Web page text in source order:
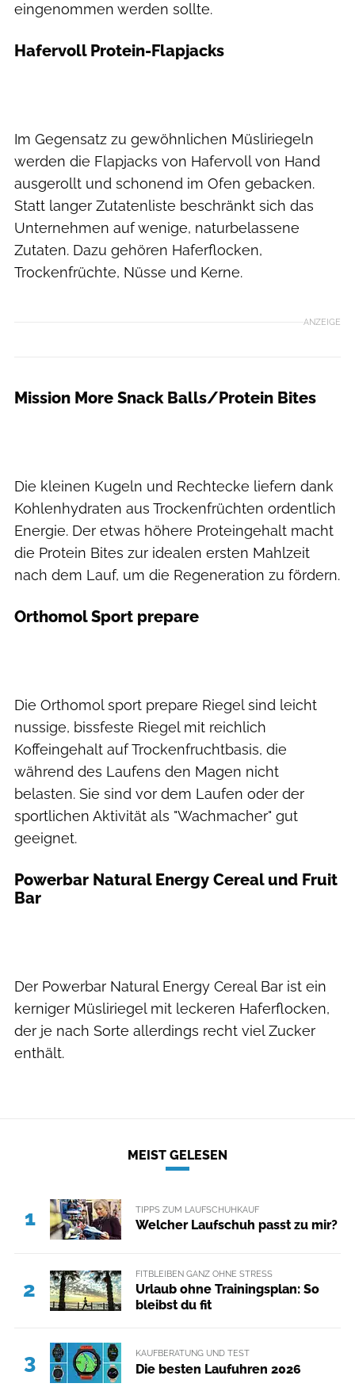
eingenommen werden sollte.
Hafervoll Protein-Flapjacks
Im Gegensatz zu gewöhnlichen Müsliriegeln
werden die Flapjacks von Hafervoll von Hand
ausgerollt und schonend im Ofen gebacken.
Statt langer Zutatenliste beschränkt sich das
Unternehmen auf wenige, naturbelassene
Zutaten. Dazu gehören Haferflocken,
Trockenfrüchte, Nüsse und Kerne.
ANZEIGE
Mission More Snack Balls/Protein Bites
Die kleinen Kugeln und Rechtecke liefern dank
Kohlenhydraten aus Trockenfrüchten ordentlich
Energie. Der etwas höhere Proteingehalt macht
die Protein Bites zur idealen ersten Mahlzeit
nach dem Lauf, um die Regeneration zu fördern.
Orthomol Sport prepare
Die Orthomol sport prepare Riegel sind leicht
nussige, bissfeste Riegel mit reichlich
Koffeingehalt auf Trockenfruchtbasis, die
während des Laufens den Magen nicht
belasten. Sie sind vor dem Laufen oder der
sportlichen Aktivität als "Wachmacher" gut
geeignet.
Powerbar Natural Energy Cereal und Fruit
Bar
Der Powerbar Natural Energy Cereal Bar ist ein
kerniger Müsliriegel mit leckeren Haferflocken,
der je nach Sorte allerdings recht viel Zucker
enthält.
MEIST GELESEN
1 TIPPS ZUM LAUFSCHUHKAUF
Welcher Laufschuh passt zu mir?
2
FITBLEIBEN GANZ OHNE STRESS
Urlaub ohne Trainingsplan: So
bleibst du fit
3 KAUFBERATUNG UND TEST
Die besten Laufuhren 2026